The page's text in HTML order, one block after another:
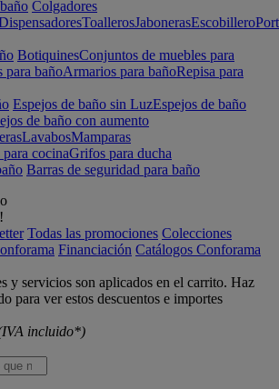
Colgadores
ToallerosJabonerasEscobillero
BotiquinesConjuntos de muebles para
para bañoArmarios para bañoRepisa para
Espejos de baño sin LuzEspejos de baño
de baño con aumento
LavabosMamparas
cocinaGrifos para ducha
Barras de seguridad para baño
Todas las promociones Colecciones
Financiación Catálogos Conforama
y servicios son aplicados en el carrito. Haz
para ver estos descuentos e importes
incluido*)